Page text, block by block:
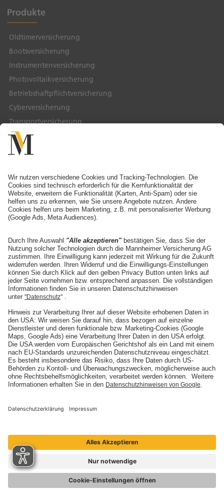
Produkte
Oldtimerversicherung
Bootsversicherung
Instrumentenversicherung
Photovoltaikversicherung
Betriebshaftpflichtversicherung
Cyberversicherung
Transportversicherung
Service & Kontakt
Ansprechpartner finden
Schaden melden
Adresse ändern
Die Mannheimer
Unternehmen
Karriere
Nachhaltigkeit
Social Media
ARTIMA
ARTIMA
BELMOT
© Mannheimer Versicherung AG 2026
Cookie-Einstellungen
Barrierefreiheit